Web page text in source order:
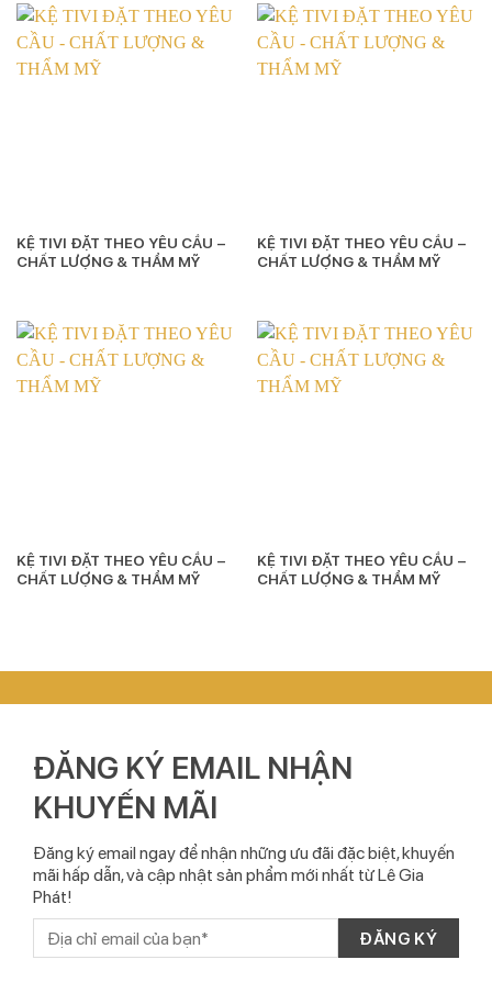
KỆ TIVI ĐẶT THEO YÊU CẦU –
CHẤT LƯỢNG & THẨM MỸ
KỆ TIVI ĐẶT THEO YÊU CẦU –
CHẤT LƯỢNG & THẨM MỸ
KỆ TIVI ĐẶT THEO YÊU CẦU –
CHẤT LƯỢNG & THẨM MỸ
KỆ TIVI ĐẶT THEO YÊU CẦU –
CHẤT LƯỢNG & THẨM MỸ
ĐĂNG KÝ EMAIL NHẬN
KHUYẾN MÃI
Đăng ký email ngay để nhận những ưu đãi đặc biệt, khuyến
mãi hấp dẫn, và cập nhật sản phẩm mới nhất từ Lê Gia
Phát!